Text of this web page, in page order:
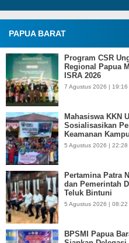
PAPUA BARAT
Program CSR
Regional Papua
ISRA 2026
7 Agustus 2026 | 19:16
Mahasiswa KKN
Sosialisasikan
Keamanan
5 Agustus 2026 | 22:28
Pertamina Patra
dan Pemerintah
Teluk Bintuni
5 Agustus 2026 | 08:22
BPSMI Papua